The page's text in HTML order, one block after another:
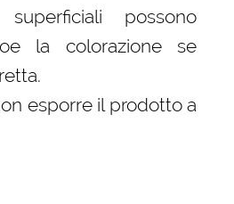
possono
la colorazione se
esporre il prodotto a